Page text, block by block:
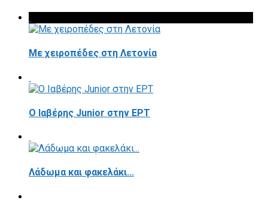
Με χειροπέδες στη Λετονία
Ο Ιαβέρης Junior στην ΕΡΤ
Λάδωμα και φακελάκι...